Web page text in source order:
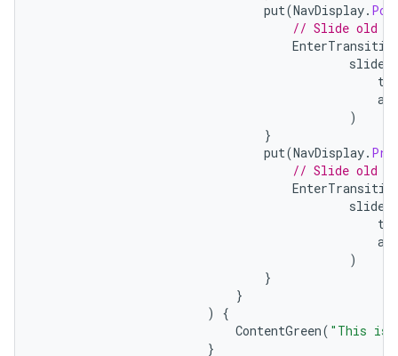
put(NavDisplay.
// Slide old
)
}
put(NavDisplay.
// Slide old
)
}
}
)
{
ContentGreen( "This is
}